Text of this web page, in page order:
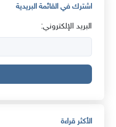
اشترك في القائمة البريدية
البريد الإلكتروني:
الأكثر قراءة